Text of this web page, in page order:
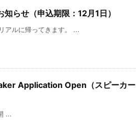
らせ（申込期限：12月1日）
アルに帰ってきます。 ...
Application Open（スピーカー
...